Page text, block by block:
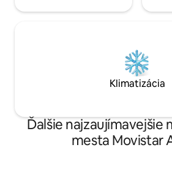
Klimatizácia
Ďalšie najzaujímavejšie
mesta Movistar